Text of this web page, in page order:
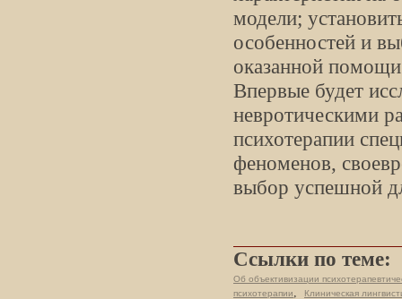
модели;
особенностей и
оказанной
Впервые будет
невротическими
психотерапии
феноменов,
выбор успешной
Ссылки по теме:
Об объективизации
психотерапии,
Клиническая